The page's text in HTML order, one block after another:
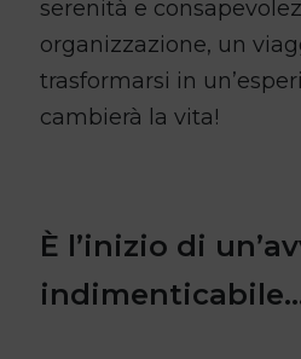
serenità e
organizzazione, un
trasformarsi in
cambierà la vita!
È l’inizio di